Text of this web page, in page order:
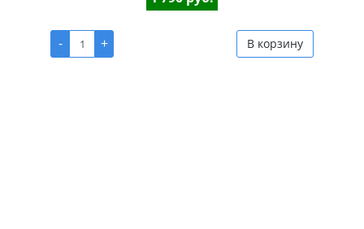
- + В корзину